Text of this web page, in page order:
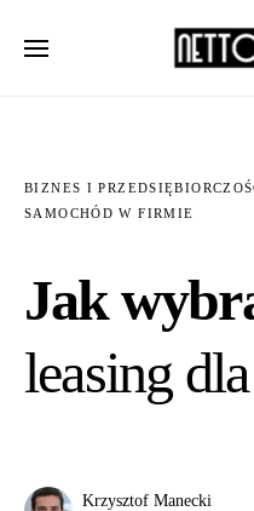
BIZNES I
SAMOCHÓD W FIRMIE
Jak
leasing
Krzysztof Manecki